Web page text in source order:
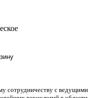
сотрудничеству с ведущими